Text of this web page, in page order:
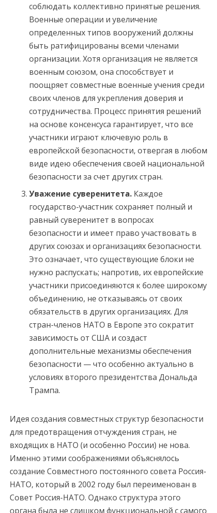
соблюдать коллективно принятые решения.
Военные операции и увеличение
определенных типов вооружений должны
быть ратифицированы всеми членами
организации. Хотя организация не является
военным союзом, она способствует и
поощряет совместные военные учения среди
своих членов для укрепления доверия и
сотрудничества. Процесс принятия решений
на основе консенсуса гарантирует, что все
участники играют ключевую роль в
европейской безопасности, отвергая в любом
виде идею обеспечения своей национальной
безопасности за счет других стран.
Уважение суверенитета. Каждое
государство-участник сохраняет полный и
равный суверенитет в вопросах
безопасности и имеет право участвовать в
других союзах и организациях безопасности.
Это означает, что существующие блоки не
нужно распускать; напротив, их европейские
участники присоединяются к более широкому
объединению, не отказываясь от своих
обязательств в других организациях. Для
стран-членов НАТО в Европе это сократит
зависимость от США и создаст
дополнительные механизмы обеспечения
безопасности — что особенно актуально в
условиях второго президентства Дональда
Трампа.
Идея создания совместных структур безопасности
для предотвращения отчуждения стран, не
входящих в НАТО (и особенно России) не нова.
Именно этими соображениями объяснялось
создание Совместного постоянного совета Россия-
НАТО, который в 2002 году был переименован в
Совет Россия-НАТО. Однако структура этого
органа была не слишком функциональной с самого